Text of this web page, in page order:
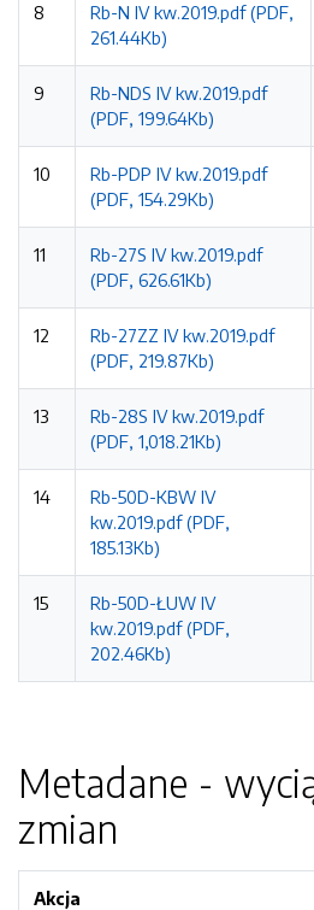
8
Rb-N IV kw.2019.pdf (PDF,
261.44Kb)
9
Rb-NDS IV kw.2019.pdf
(PDF, 199.64Kb)
10
Rb-PDP IV kw.2019.pdf
(PDF, 154.29Kb)
11
Rb-27S IV kw.2019.pdf
(PDF, 626.61Kb)
12
Rb-27ZZ IV kw.2019.pdf
(PDF, 219.87Kb)
13
Rb-28S IV kw.2019.pdf
(PDF, 1,018.21Kb)
14
Rb-50D-KBW IV
kw.2019.pdf (PDF,
185.13Kb)
15
Rb-50D-ŁUW IV
kw.2019.pdf (PDF,
202.46Kb)
Metadane -
zmian
Akcja